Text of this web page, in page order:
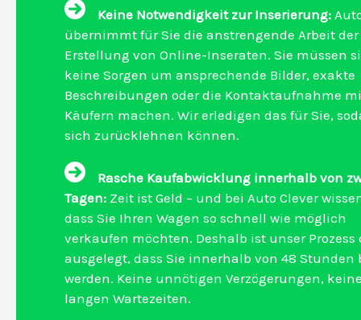
Keine Notwendigkeit zur Inserierung:
übernimmt für Sie die anstrengende Arbeit der
Erstellung von Online-Inseraten. Sie müssen
keine Sorgen um ansprechende Bilder, exakte
Beschreibungen oder die Kontaktaufnahme
Käufern machen. Wir erledigen das für Sie,
sich zurücklehnen können.
Rasche Kaufabwicklung innerhalb von
Tagen: Zeit ist Geld – und bei Auto Clever
dass Sie Ihren Wagen so schnell wie möglich
verkaufen möchten. Deshalb ist unser Prozess
ausgelegt, dass Sie innerhalb von 48 Stunden
werden. Keine unnötigen Verzögerungen,
langen Wartezeiten.